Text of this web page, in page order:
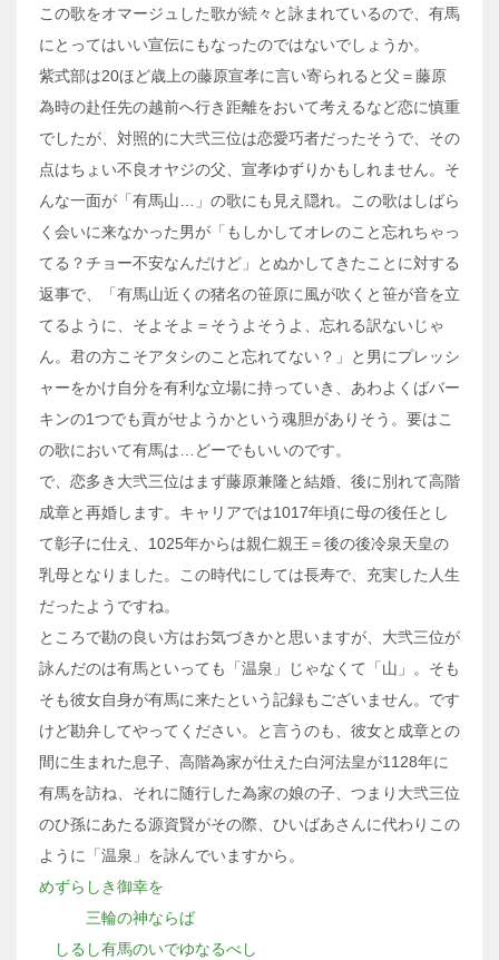
この歌をオマージュした歌が続々と詠まれているので、有馬
にとってはいい宣伝にもなったのではないでしょうか。
紫式部は20ほど歳上の藤原宣孝に言い寄られると父＝藤原
為時の赴任先の越前へ行き距離をおいて考えるなど恋に慎重
でしたが、対照的に大弐三位は恋愛巧者だったそうで、その
点はちょい不良オヤジの父、宣孝ゆずりかもしれません。そ
んな一面が「有馬山…」の歌にも見え隠れ。この歌はしばら
く会いに来なかった男が「もしかしてオレのこと忘れちゃっ
てる？チョー不安なんだけど」とぬかしてきたことに対する
返事で、「有馬山近くの猪名の笹原に風が吹くと笹が音を立
てるように、そよそよ＝そうよそうよ、忘れる訳ないじゃ
ん。君の方こそアタシのこと忘れてない？」と男にプレッシ
ャーをかけ自分を有利な立場に持っていき、あわよくばバー
キンの1つでも貢がせようかという魂胆がありそう。要はこ
の歌において有馬は…どーでもいいのです。
で、恋多き大弐三位はまず藤原兼隆と結婚、後に別れて高階
成章と再婚します。キャリアでは1017年頃に母の後任とし
て彰子に仕え、1025年からは親仁親王＝後の後冷泉天皇の
乳母となりました。この時代にしては長寿で、充実した人生
だったようですね。
ところで勘の良い方はお気づきかと思いますが、大弐三位が
詠んだのは有馬といっても「温泉」じゃなくて「山」。そも
そも彼女自身が有馬に来たという記録もございません。です
けど勘弁してやってください。と言うのも、彼女と成章との
間に生まれた息子、高階為家が仕えた白河法皇が1128年に
有馬を訪ね、それに随行した為家の娘の子、つまり大弐三位
のひ孫にあたる源資賢がその際、ひいばあさんに代わりこの
ように「温泉」を詠んでいますから。
めずらしき御幸を
三輪の神ならば
しるし有馬のいでゆなるべし